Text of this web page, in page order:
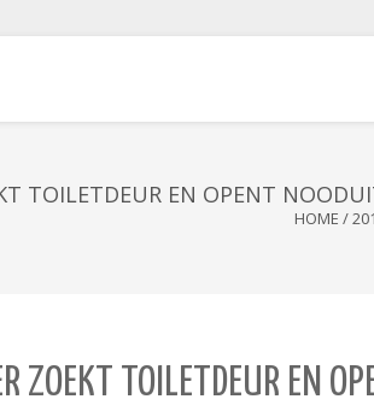
TOILETDEUR EN OPENT
HOME /
ZOEKT TOILETDEUR EN